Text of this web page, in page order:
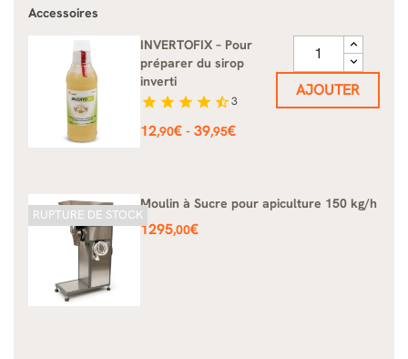
Accessoires
INVERTOFIX – Pour
préparer du sirop
inverti
star star star star star_half3
Prix
12,90€ - 39,95€
AJOUTER
Moulin à Sucre pour apiculture 150 kg/h
Prix
1295,00€
RUPTURE DE STOCK